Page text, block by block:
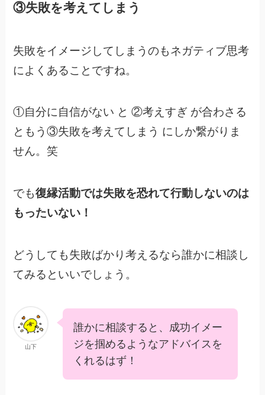
③失敗を考えてしまう
失敗をイメージしてしまうのもネガティブ思考
によくあることですね。
①自分に自信がない と ②考えすぎ が合わさる
ともう③失敗を考えてしまう にしか繋がりま
せん。笑
でも復縁活動では失敗を恐れて行動しないのは
もったいない！
どうしても失敗ばかり考えるなら誰かに相談し
てみるといいでしょう。
山下
誰かに相談すると、成功イメー
ジを掴めるようなアドバイスを
くれるはず！